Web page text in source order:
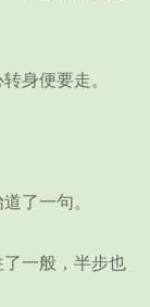
身便要走。
了一句。
一般，半步也